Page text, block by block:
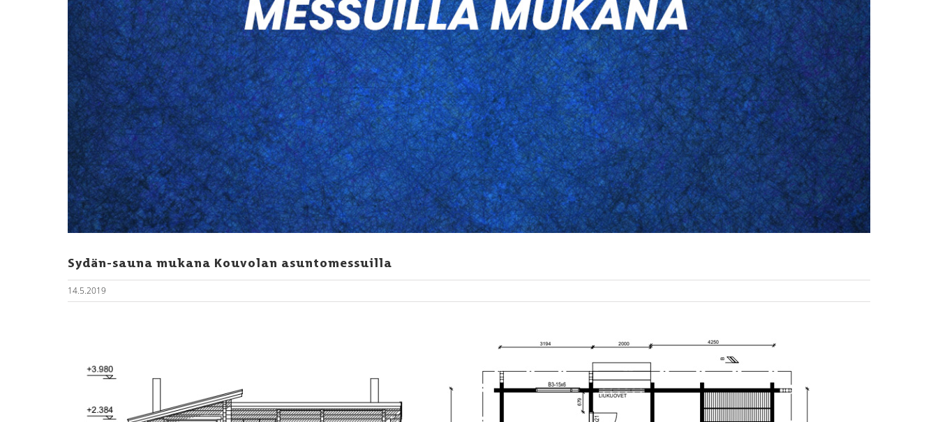
Sydän-sauna mukana Kouvolan asuntomessuilla
14.5.2019